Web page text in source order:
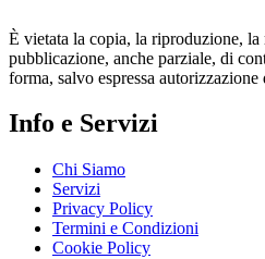
È vietata la copia, la riproduzione, la
pubblicazione, anche parziale, di
forma, salvo espressa autorizzazione
Info e Servizi
Chi Siamo
Servizi
Privacy Policy
Termini e Condizioni
Cookie Policy